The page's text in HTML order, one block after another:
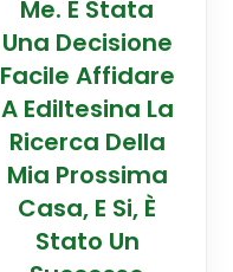
Me. È Stata
Una Decisione
Facile Affidare
A Ediltesina La
Ricerca Della
Mia Prossima
Casa, E Si, È
Stato Un